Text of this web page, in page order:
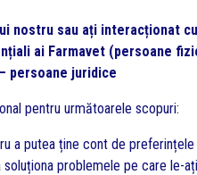
nostru sau ați interacționat
ai Farmavet (persoane
persoane juridice
pentru următoarele scopuri:
a putea ține cont de
problemele pe care